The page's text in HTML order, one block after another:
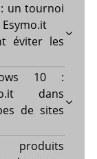
: un tournoi
éviter les
10 :
dans
de sites